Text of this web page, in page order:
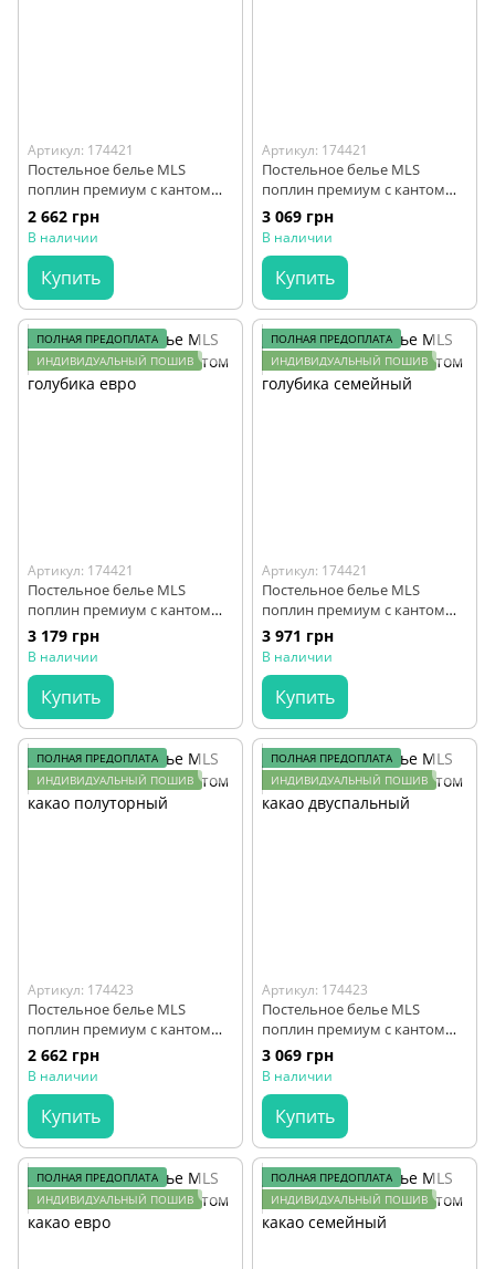
Артикул: 174421
Постельное белье MLS
поплин премиум с кантом
голубика полуторный
2 662 грн
В наличии
Купить
Артикул: 174421
Постельное белье MLS
поплин премиум с кантом
голубика двуспальный
3 069 грн
В наличии
Купить
ПОЛНАЯ ПРЕДОПЛАТА
ИНДИВИДУАЛЬНЫЙ ПОШИВ
Артикул: 174421
Постельное белье MLS
поплин премиум с кантом
голубика евро
3 179 грн
В наличии
Купить
ПОЛНАЯ ПРЕДОПЛАТА
ИНДИВИДУАЛЬНЫЙ ПОШИВ
Артикул: 174421
Постельное белье MLS
поплин премиум с кантом
голубика семейный
3 971 грн
В наличии
Купить
ПОЛНАЯ ПРЕДОПЛАТА
ИНДИВИДУАЛЬНЫЙ ПОШИВ
Артикул: 174423
Постельное белье MLS
поплин премиум с кантом
какао полуторный
2 662 грн
В наличии
Купить
ПОЛНАЯ ПРЕДОПЛАТА
ИНДИВИДУАЛЬНЫЙ ПОШИВ
Артикул: 174423
Постельное белье MLS
поплин премиум с кантом
какао двуспальный
3 069 грн
В наличии
Купить
ПОЛНАЯ ПРЕДОПЛАТА
ИНДИВИДУАЛЬНЫЙ ПОШИВ
ПОЛНАЯ ПРЕДОПЛАТА
ИНДИВИДУАЛЬНЫЙ ПОШИВ